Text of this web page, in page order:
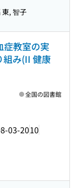
東, 智子
症教室の実
組み(II 健康
03-2010
全国の図書館